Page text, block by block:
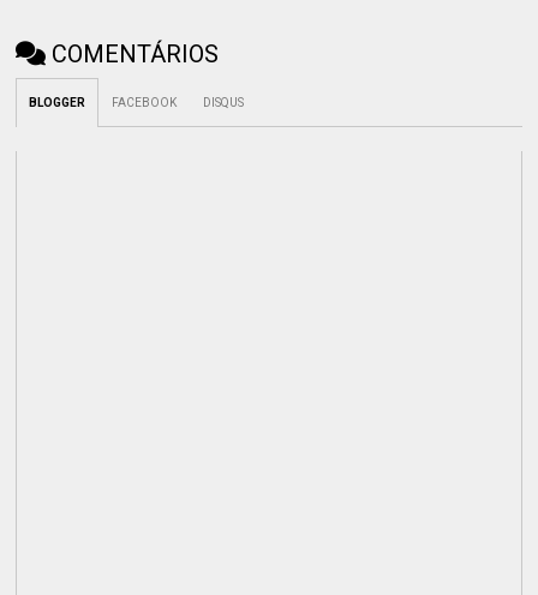
COMENTÁRIOS
BLOGGER FACEBOOK DISQUS